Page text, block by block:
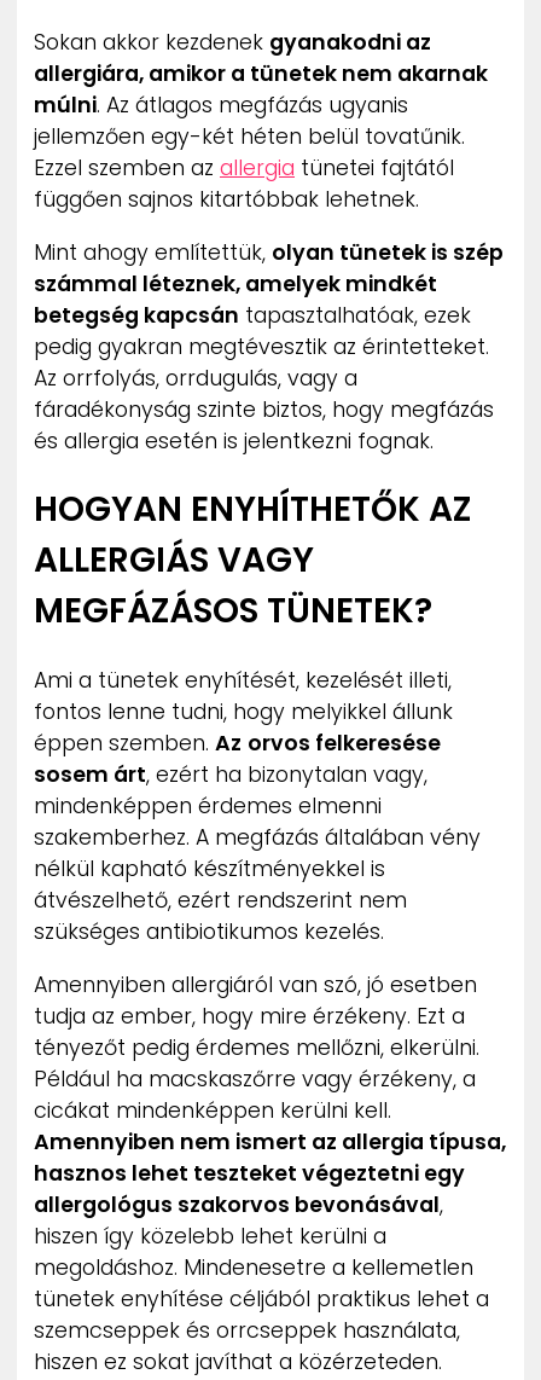
Sokan akkor kezdenek gyanakodni az
allergiára, amikor a tünetek nem akarnak
múlni. Az átlagos megfázás ugyanis
jellemzően egy-két héten belül tovatűnik.
Ezzel szemben az allergia tünetei fajtától
függően sajnos kitartóbbak lehetnek.
Mint ahogy említettük, olyan tünetek is szép
számmal léteznek, amelyek mindkét
betegség kapcsán tapasztalhatóak, ezek
pedig gyakran megtévesztik az érintetteket.
Az orrfolyás, orrdugulás, vagy a
fáradékonyság szinte biztos, hogy megfázás
és allergia esetén is jelentkezni fognak.
HOGYAN ENYHÍTHETŐK AZ
ALLERGIÁS VAGY
MEGFÁZÁSOS TÜNETEK?
Ami a tünetek enyhítését, kezelését illeti,
fontos lenne tudni, hogy melyikkel állunk
éppen szemben. Az orvos felkeresése
sosem árt, ezért ha bizonytalan vagy,
mindenképpen érdemes elmenni
szakemberhez. A megfázás általában vény
nélkül kapható készítményekkel is
átvészelhető, ezért rendszerint nem
szükséges antibiotikumos kezelés.
Amennyiben allergiáról van szó, jó esetben
tudja az ember, hogy mire érzékeny. Ezt a
tényezőt pedig érdemes mellőzni, elkerülni.
Például ha macskaszőrre vagy érzékeny, a
cicákat mindenképpen kerülni kell.
Amennyiben nem ismert az allergia típusa,
hasznos lehet teszteket végeztetni egy
allergológus szakorvos bevonásával,
hiszen így közelebb lehet kerülni a
megoldáshoz. Mindenesetre a kellemetlen
tünetek enyhítése céljából praktikus lehet a
szemcseppek és orrcseppek használata,
hiszen ez sokat javíthat a közérzeteden.